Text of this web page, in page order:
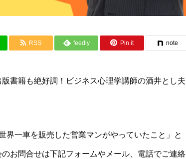
RSS feedly Pin it note
書籍も絶好調！ビジネス心理学講師の酒井とし夫
界一車を販売した営業マンがやっていたこと」と
お問合せは下記フォームやメール、電話でご連絡